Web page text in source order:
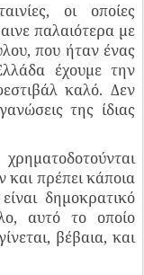
οι οποίες
παλαιότερα με
που ήταν ένας
έχουμε την
καλό. Δεν
της ίδιας
και πρέπει κάποια
δημοκρατικό
αυτό το οποίο
βέβαια, και